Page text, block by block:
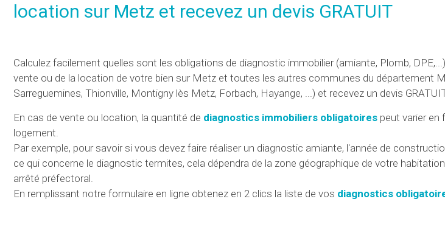
location sur Metz et recevez un devis GRATUIT
Calculez facilement quelles sont les obligations de diagnostic immobilier (amiante, Plomb,
vente ou de la location de votre bien sur Metz et toutes les autres communes du département
Sarreguemines, Thionville, Montigny lès Metz, Forbach, Hayange, ...) et recevez un devis
En cas de vente ou location, la quantité de diagnostics immobiliers obligatoires peut varier
logement.
Par exemple, pour savoir si vous devez faire réaliser un diagnostic amiante, l'année de
ce qui concerne le diagnostic termites, cela dépendra de la zone géographique de votre
arrêté préfectoral.
En remplissant notre formulaire en ligne obtenez en 2 clics la liste de vos diagnostics